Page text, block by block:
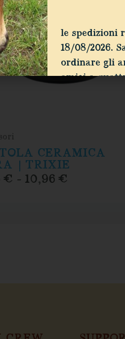
CERAMICA
| TRIXIE
€ - 10,96€
A
10,96 €
le spedizioni
18/08/2026.
ordinare gli
amici a